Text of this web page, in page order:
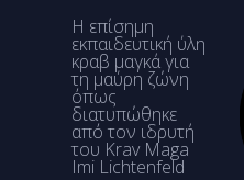
Η επίσημη
εκπαιδευτική ύλη
κραβ μαγκά για
τη μαύρη ζώνη
όπως
διατυπώθηκε
από τον ιδρυτή
του Krav Maga
Imi Lichtenfeld